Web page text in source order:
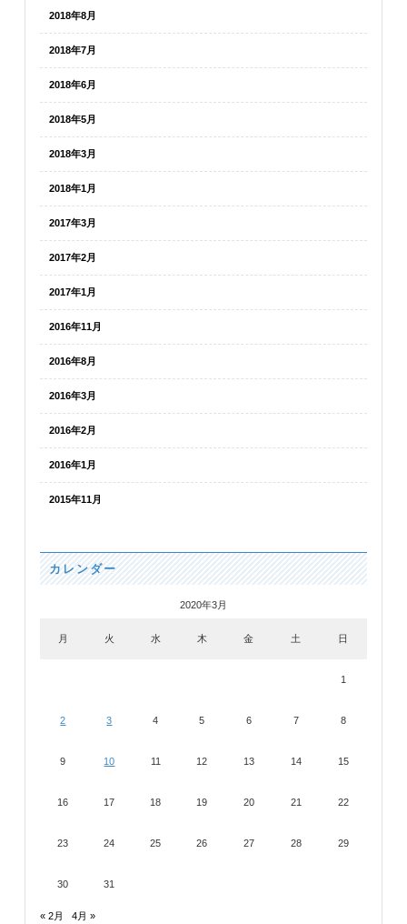
2018年8月
2018年7月
2018年6月
2018年5月
2018年3月
2018年1月
2017年3月
2017年2月
2017年1月
2016年11月
2016年8月
2016年3月
2016年2月
2016年1月
2015年11月
カレンダー
2020年3月
月 火 水 木 金 土 日
1
2 3 4 5 6 7 8
9 10 11 12 13 14 15
16 17 18 19 20 21 22
23 24 25 26 27 28 29
30 31
« 2月 4月 »